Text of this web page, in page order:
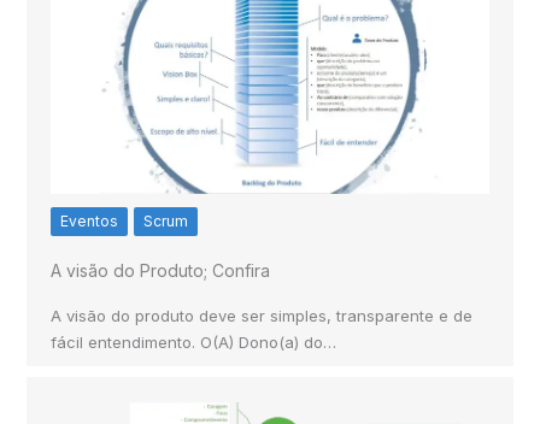
Eventos Scrum
A visão do Produto; Confira
A visão do produto deve ser simples, transparente e de
fácil entendimento. O(A) Dono(a) do…